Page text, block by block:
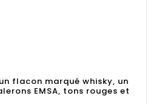
flacon marqué whisky, un
EMSA, tons rouges et